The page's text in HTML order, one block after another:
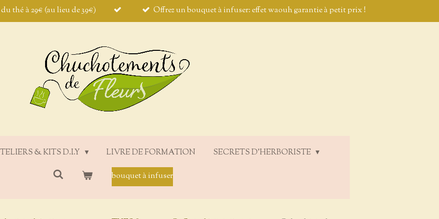
thé à 29€ (au lieu de 39€) Offrez un bouquet à infuser: effet waouh garantie à petit prix !
& KITS D.I.Y LIVRE DE FORMATION SECRETS D'HERBORISTE
bouquet à infuser